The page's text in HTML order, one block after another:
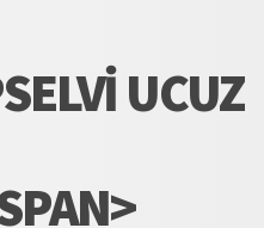
UCUZ